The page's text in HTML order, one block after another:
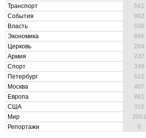
Транспорт
561
События
902
Власть
550
Экономика
896
Церковь
204
Армия
237
Спорт
349
Петербург
522
Москва
407
Европа
861
США
315
Мир
2001
Репортажи
0